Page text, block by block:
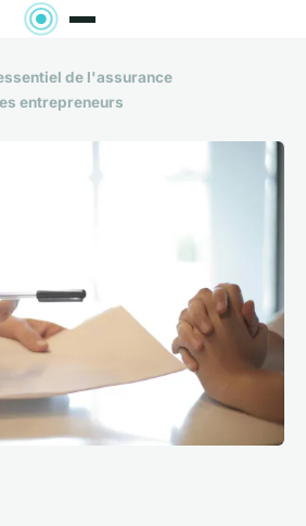
de l'assurance
entrepreneurs